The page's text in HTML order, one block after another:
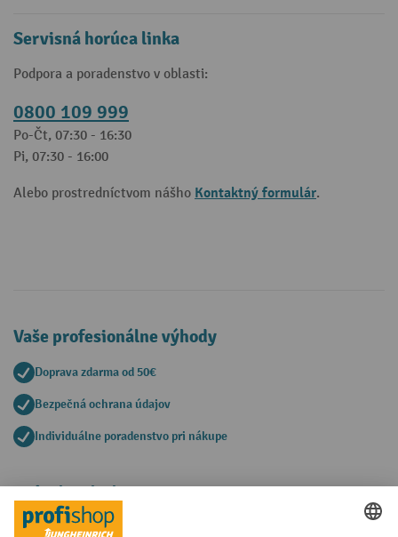
Servisná horúca linka
Podpora a poradenstvo v oblasti:
0800 109 999
Po-Čt, 07:30 - 16:30
Pi, 07:30 - 16:00
Alebo prostredníctvom nášho Kontaktný formulár.
Vaše profesionálne výhody
Doprava zdarma od 50€
Bezpečná ochrana údajov
Individuálne poradenstvo pri nákupe
Spôsoby platby